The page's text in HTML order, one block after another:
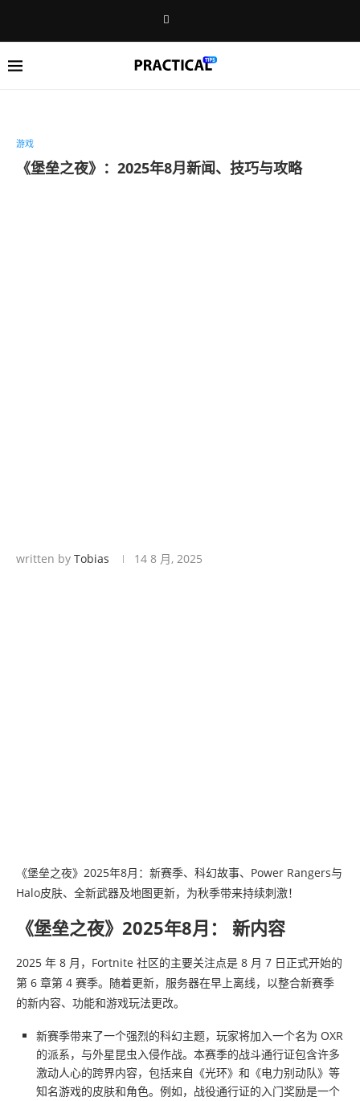
游戏
《堡垒之夜》：2025年8月新闻、技巧与攻略
written by Tobias 14 8 月, 2025
《堡垒之夜》2025年8月：新赛季、科幻故事、Power Rangers与
Halo皮肤、全新武器及地图更新，为秋季带来持续刺激！
《堡垒之夜》2025年8月： 新内容
2025 年 8 月，Fortnite 社区的主要关注点是 8 月 7 日正式开始的
第 6 章第 4 赛季。随着更新，服务器在早上离线，以整合新赛季
的新内容、功能和游戏玩法更改。
新赛季带来了一个强烈的科幻主题，玩家将加入一个名为 OXR
的派系，与外星昆虫入侵作战。本赛季的战斗通行证包含许多
激动人心的跨界内容，包括来自《光环》和《电力别动队》等
知名游戏的皮肤和角色。例如，战役通行证的入门奖励是一个